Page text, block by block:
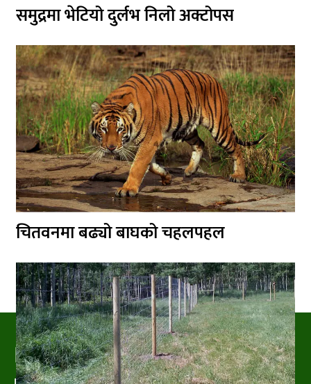
समुद्रमा भेटियो दुर्लभ निलो अक्टोपस
चितवनमा बढ्यो बाघको चहलपहल
PRAKRITIPRESS